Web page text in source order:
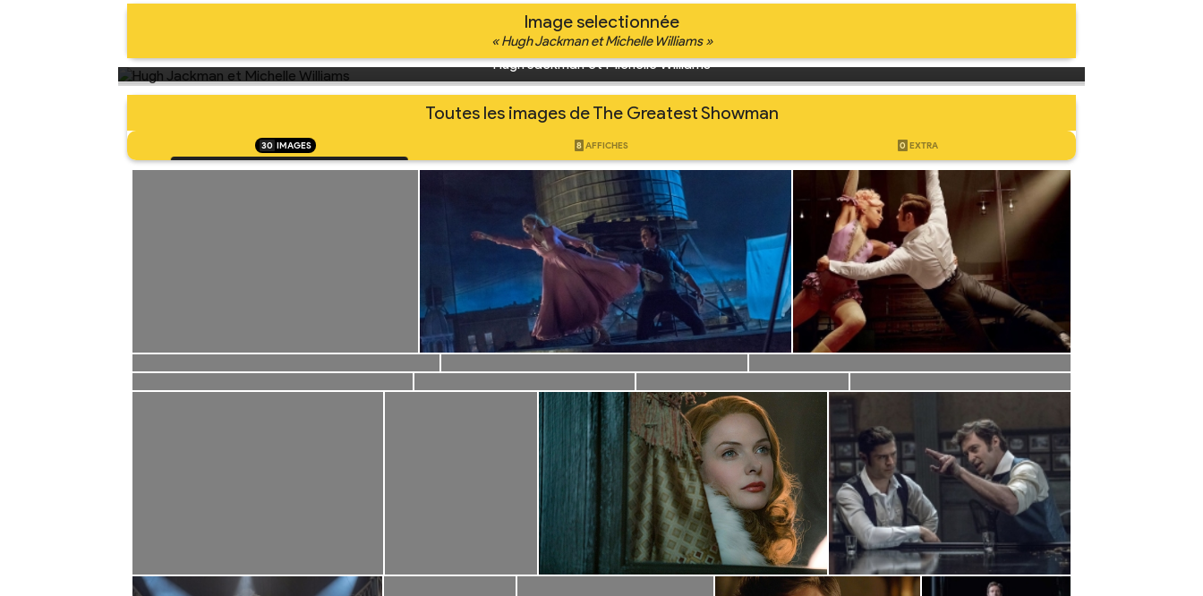
Image selectionnée
« Hugh Jackman et Michelle Williams »
Hugh Jackman et Michelle Williams
Toutes les images de The Greatest Showman
30 IMAGES 8 AFFICHES 0 EXTRA